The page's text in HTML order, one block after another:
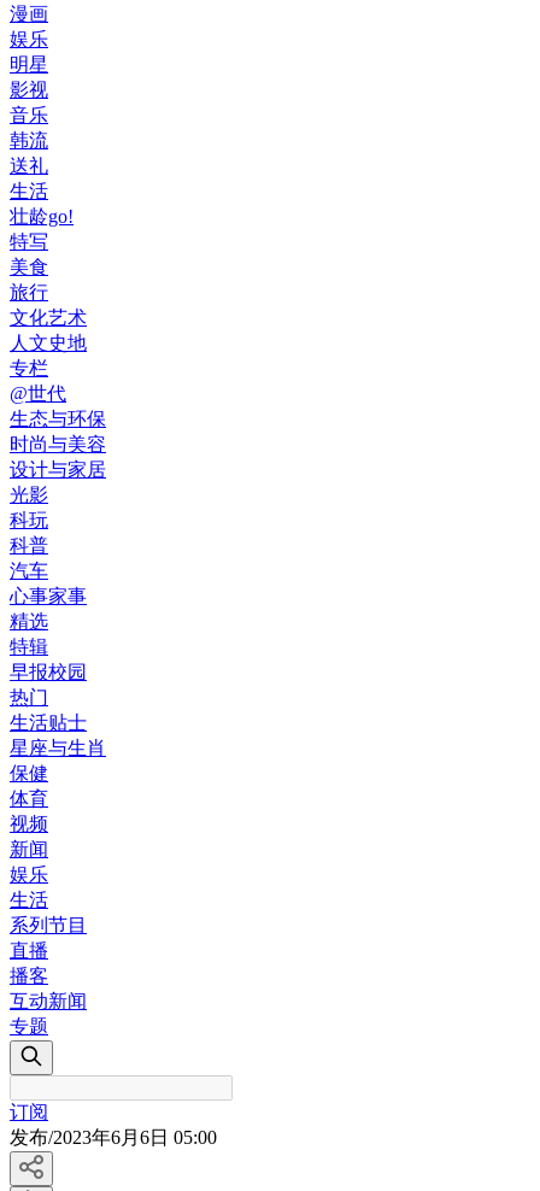
漫画
娱乐
明星
影视
音乐
韩流
送礼
生活
壮龄go!
特写
美食
旅行
文化艺术
人文史地
专栏
@世代
生态与环保
时尚与美容
设计与家居
光影
科玩
科普
汽车
心事家事
精选
特辑
早报校园
热门
生活贴士
星座与生肖
保健
体育
视频
新闻
娱乐
生活
系列节目
直播
播客
互动新闻
专题
订阅
发布/2023年6月6日 05:00